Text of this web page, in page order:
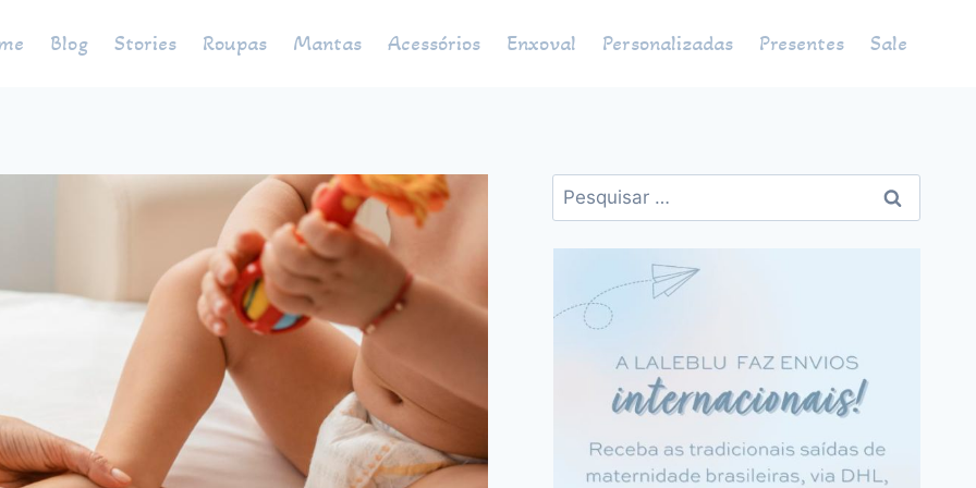
Blog Stories Roupas Mantas Acessórios Enxoval Personalizadas Presentes Sale
Pesquisar
por: